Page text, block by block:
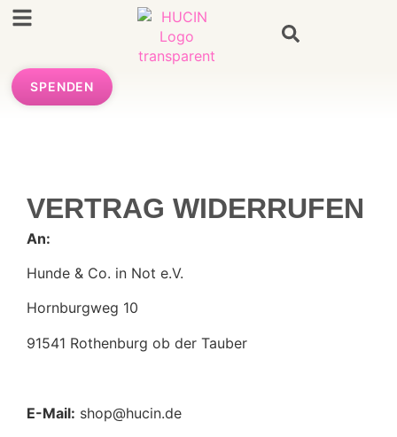
SPENDEN
VERTRAG WIDERRUFEN
An:
Hunde & Co. in Not e.V.
Hornburgweg 10
91541 Rothenburg ob der Tauber
E-Mail: shop@hucin.de